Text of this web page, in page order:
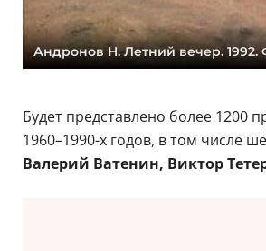
Андронов Н. Летний вечер. 1992.
Будет представлено более 1200
1960–1990-х годов, в том числе
Валерий Ватенин, Виктор